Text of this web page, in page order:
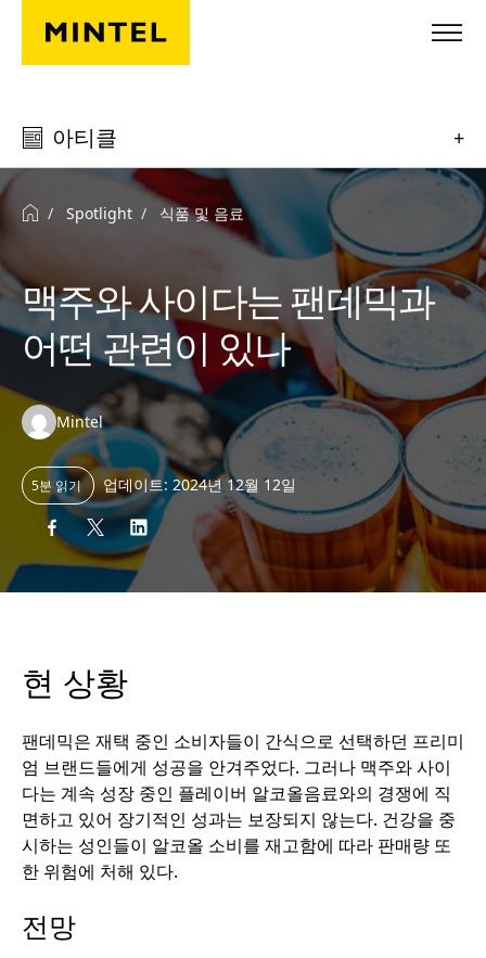
Skip to main content
아티클 +
Spotlight 식품 및 음료
맥주와 사이다는 팬데믹과
어떤 관련이 있나
Authors:
Mintel
5분 읽기 업데이트: 2024년 12월 12일
현 상황
팬데믹은 재택 중인 소비자들이 간식으로 선택하던 프리미
엄 브랜드들에게 성공을 안겨주었다. 그러나 맥주와 사이
다는 계속 성장 중인 플레이버 알코올음료와의 경쟁에 직
면하고 있어 장기적인 성과는 보장되지 않는다. 건강을 중
시하는 성인들이 알코올 소비를 재고함에 따라 판매량 또
한 위험에 처해 있다.
전망